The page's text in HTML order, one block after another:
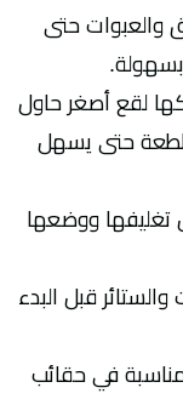
والعبوات حتى
بسهولة.
لقع أصغر حاول
حتى يسهل
تغليفها ووضعها
قبل البدء
في حقائب